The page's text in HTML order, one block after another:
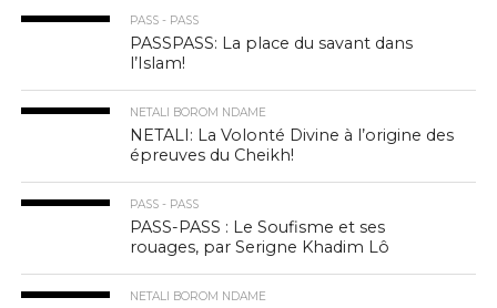
PASS - PASS
PASSPASS: La place du savant dans
l’Islam!
NETALI BOROM NDAME
NETALI: La Volonté Divine à l’origine des
épreuves du Cheikh!
PASS - PASS
PASS-PASS : Le Soufisme et ses
rouages, par Serigne Khadim Lô
NETALI BOROM NDAME